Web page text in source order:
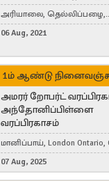
அரியாலை, தெல்லிப்பழை,
Montreal, Canada
06 Aug, 2021
1ம் ஆண்டு
அமரர் றோபர்ட்
அந்தோனிப்பிள்ளை
வரப்பிரகாசம்
மானிப்பாய், London Ontario,
07 Aug, 2025